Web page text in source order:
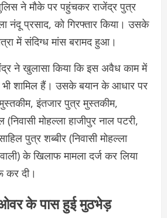
ने मौके पर पहुंचकर राजेंद्र पुत्र
नंदू प्रसाद, को गिरफ्तार किया। उसके
में संदिग्ध मांस बरामद हुआ।
ने खुलासा किया कि इस अवैध काम में
शामिल हैं। उसके बयान के आधार पर
इंतजार पुत्र मुस्तकीम,
मोहल्ला हाजीपुर नाल पटरी,
पुत्र शब्बीर (निवासी मोहल्ला
के खिलाफ मामला दर्ज कर लिया
दी।
के पास हुई मुठभेड़